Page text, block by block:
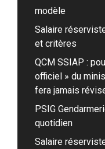
modèle
Salaire
et critères
QCM SSIAP :
officiel » du
fera jamais
PSIG
quotidien
Salaire